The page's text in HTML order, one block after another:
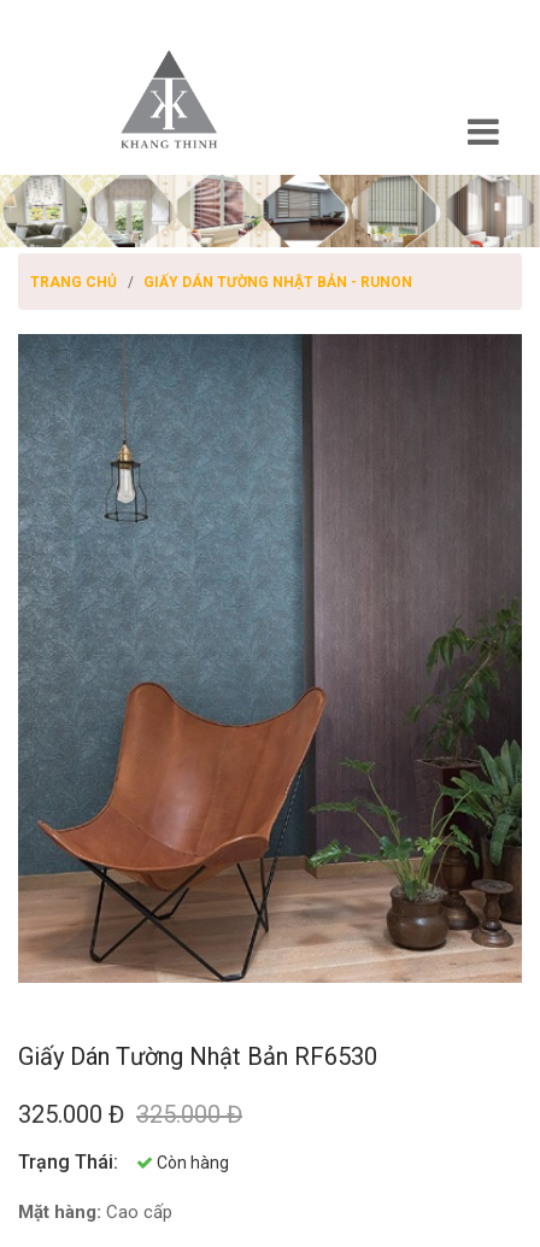
TRANG CHỦ GIẤY DÁN TƯỜNG NHẬT BẢN - RUNON
Giấy Dán Tường Nhật Bản RF6530
325.000 Đ 325.000 Đ
Trạng Thái: Còn hàng
Mặt hàng: Cao cấp